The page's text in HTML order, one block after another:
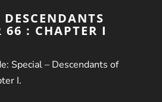
66 : CHAPTER I
Special – Descendants of
I.